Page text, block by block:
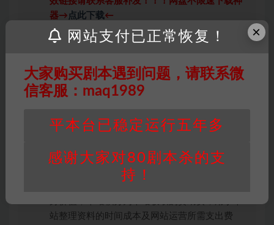
器→ 点此下载←
免责声明： 本站所有剧本杀资源均为网友分享
未购买，即代表已阅读本声明，理解并同意受本
条约约束，并遵守所有适用的法律法规。
权均属于机关版权或权利人。如有侵权，请发邮
448271243@qq.com，如若情况属实，我们将
会在三天内下架相关剧本攻略。
站整理资料的时间成本及网站运营所需支出费
×
网站支付已正常恢复！
大家购买剧本遇到问题，请联系微
信客服：maq1989
平本台已稳定运行五年多
感谢大家对80剧本杀的支
持！